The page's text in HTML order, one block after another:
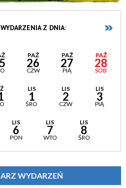
Z DNIA:
PAŹ
26
CZW
PAŹ
27
PIĄ
PAŹ
28
SOB
LIS
1
ŚRO
LIS
2
CZW
LIS
3
PIĄ
LIS
6
PON
LIS
7
WTO
LIS
8
ŚRO
WYDARZEŃ